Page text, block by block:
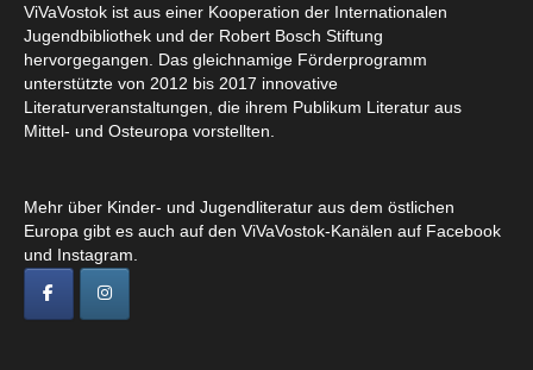
ViVaVostok ist aus einer Kooperation der Internationalen
Jugendbibliothek und der Robert Bosch Stiftung
hervorgegangen. Das gleichnamige Förderprogramm
unterstützte von 2012 bis 2017 innovative
Literaturveranstaltungen, die ihrem Publikum Literatur aus
Mittel- und Osteuropa vorstellten.
Mehr über Kinder- und Jugendliteratur aus dem östlichen
Europa gibt es auch auf den ViVaVostok-Kanälen auf Facebook
und Instagram.